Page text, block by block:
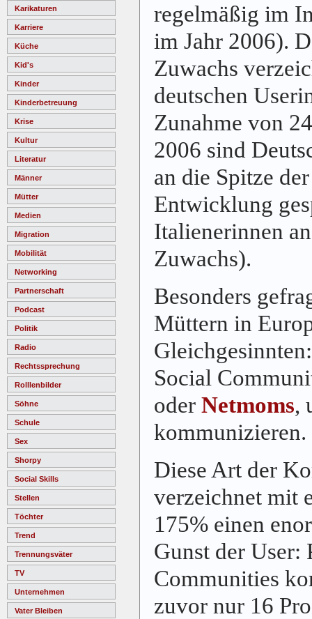
Karikaturen
Karriere
Küche
Kid's
Kinder
Kinderbetreuung
Krise
Kultur
Literatur
Männer
Mütter
Medien
Migration
Mobilität
Networking
Partnerschaft
Podcast
Politik
Radio
Rechtssprechung
Rolllenbilder
Söhne
Schule
Sex
Shorpy
Social Skills
Stellen
Töchter
Trend
Trennungsväter
TV
Unternehmen
Vater Bleiben
regelmäßig im
im Jahr 2006).
Zuwachs
deutschen
Zunahme von
2006 sind
an die Spitze
Entwicklung
Italienerinnen
Zuwachs).
Besonders
Müttern in
Social
oder Netmoms,
kommunizieren.
Diese Art der
verzeichnet mit
175% einen
Gunst der User:
Communities
zuvor nur 16